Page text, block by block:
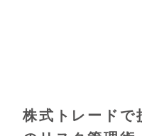
株式トレードで